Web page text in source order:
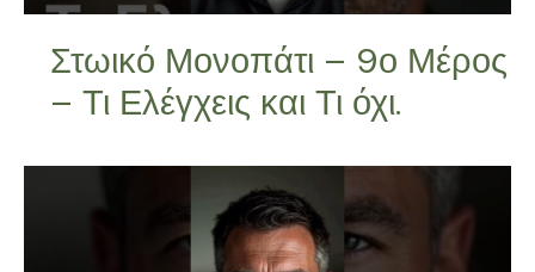
Στωικό Μονοπάτι – 9ο Μέρος
– Τι Ελέγχεις και Τι όχι.